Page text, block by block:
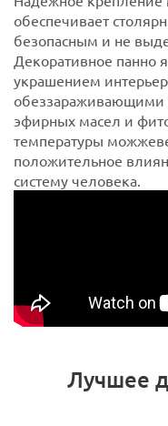
обеспечивает
безопасным и не
Декоративное панно
украшением
обеззараживающими
эфирных масел и
температуры
положительное
систему человека.
Лучшее